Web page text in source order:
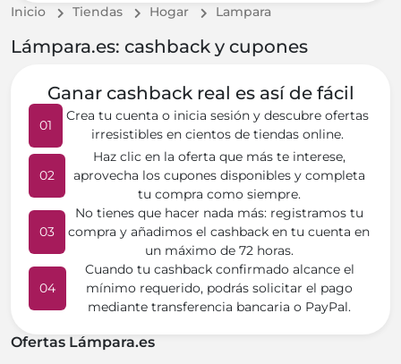
Inicio Tiendas Hogar Lampara
Lámpara.es: cashback y cupones
Ganar cashback real es así de fácil
01
Crea tu cuenta o inicia sesión y descubre ofertas
irresistibles en cientos de tiendas online.
02
Haz clic en la oferta que más te interese,
aprovecha los cupones disponibles y completa
tu compra como siempre.
03
No tienes que hacer nada más: registramos tu
compra y añadimos el cashback en tu cuenta en
un máximo de 72 horas.
04
Cuando tu cashback confirmado alcance el
mínimo requerido, podrás solicitar el pago
mediante transferencia bancaria o PayPal.
Ofertas Lámpara.es